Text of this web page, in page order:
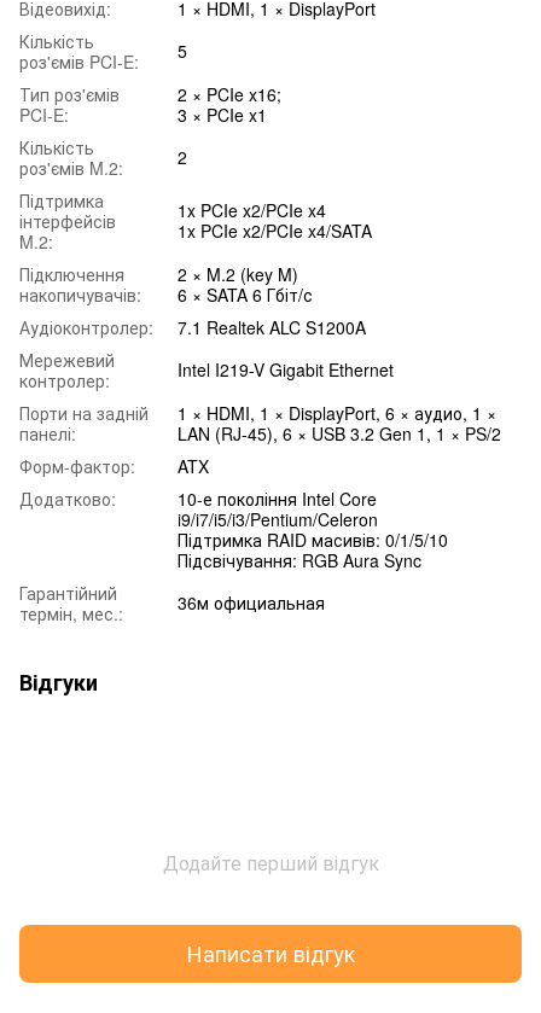
Відеовихід:
1 × HDMI, 1 × DisplayPort
Кількість
роз'ємів PCI-E:
5
Тип роз'ємів
PCI-E:
2 × PCIe x16;
3 × PCIe x1
Кількість
роз'ємів M.2:
2
Підтримка
інтерфейсів
M.2:
1x PCIe x2/PCIe x4
1x PCIe x2/PCIe x4/SATA
Підключення
накопичувачів:
2 × M.2 (key M)
6 × SATA 6 Гбіт/с
Аудіоконтролер:
7.1 Realtek ALC S1200A
Мережевий
контролер:
Intel I219-V Gigabit Ethernet
Порти на задній
панелі:
1 × HDMI, 1 × DisplayPort, 6 × аудио, 1 ×
LAN (RJ-45), 6 × USB 3.2 Gen 1, 1 × PS/2
Форм-фактор:
ATX
Додатково:
10-е покоління Intel Core
i9/i7/i5/i3/Pentium/Celeron
Підтримка RAID масивів: 0/1/5/10
Підсвічування: RGB Aura Sync
Гарантійний
термін, мес.:
36м официальная
Відгуки
Додайте перший відгук
Написати відгук